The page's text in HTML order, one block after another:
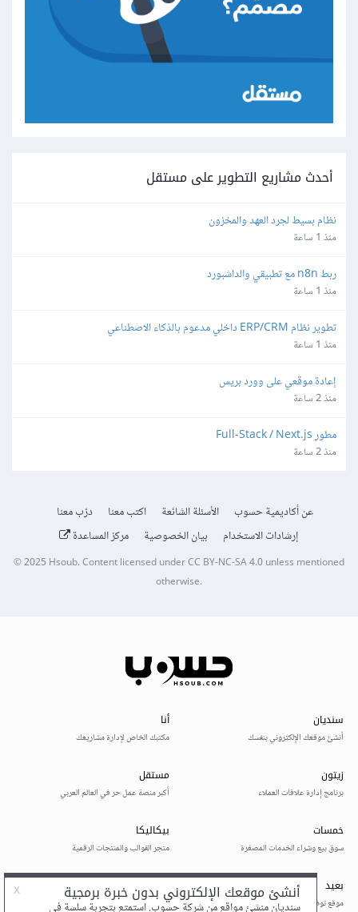
أحدث مشاريع التطوير على مستقل
نظام بسيط لجرد العهد والمخزون
منذ 1 ساعة
ربط n8n مع تطبيقي والداشبورد
منذ 1 ساعة
تطوير نظام ERP/CRM داخلي مدعوم بالذكاء الاصطناعي
منذ 1 ساعة
إعادة موقعي على وورد بريس
منذ 2 ساعة
مطور Full-Stack / Next.js
منذ 2 ساعة
عن أكاديمية حسوب الأسئلة الشائعة اكتب معنا
درّب معنا
إرشادات الاستخدام
بيان الخصوصية مركز المساعدة
© 2025 Hsoub.Content licensed underCC BY-NC-SA 4.0unless mentioned
otherwise.